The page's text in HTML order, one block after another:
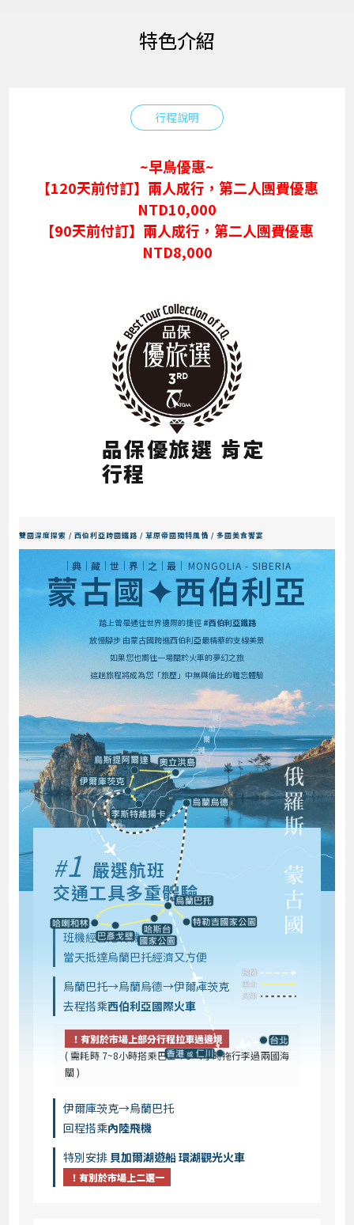
特色介紹
行程說明
~早鳥優惠~
【120天前付訂】兩人成行，第二人團費優惠
NTD10,000
【90天前付訂】兩人成行，第二人團費優惠
NTD8,000
品保優旅選 肯定
行程
雙國深度探索 / 西伯利亞跨國鐵路 / 草原帝國獨特風情 / 多國美食饗宴
│典│藏│世│界│之│最│ MONGOLIA - SIBERIA
蒙古國✦西伯利亞
踏上曾是通往世界邊際的捷徑 #西伯利亞鐵路
放慢腳步 由蒙古國跨進西伯利亞最精華的支線美景
如果您也嚮往一場關於火車的夢幻之旅
這趟旅程將成為您「旅歷」中無與倫比的難忘體驗
#1 嚴選航班
交通工具多重體驗
班機經香港轉機
當天抵達烏蘭巴托經濟又方便
烏蘭巴托→烏蘭烏德→伊爾庫茨克
去程搭乘西伯利亞國際火車
！有別於市場上部分行程拉車過邊境
( 需耗時 7~8小時搭乘巴士＋3~4小時拖行李過兩國海
關 )
伊爾庫茨克→烏蘭巴托
回程搭乘內陸飛機
特別安排 貝加爾湖遊船 環湖觀光火車
！有別於市場上二選一